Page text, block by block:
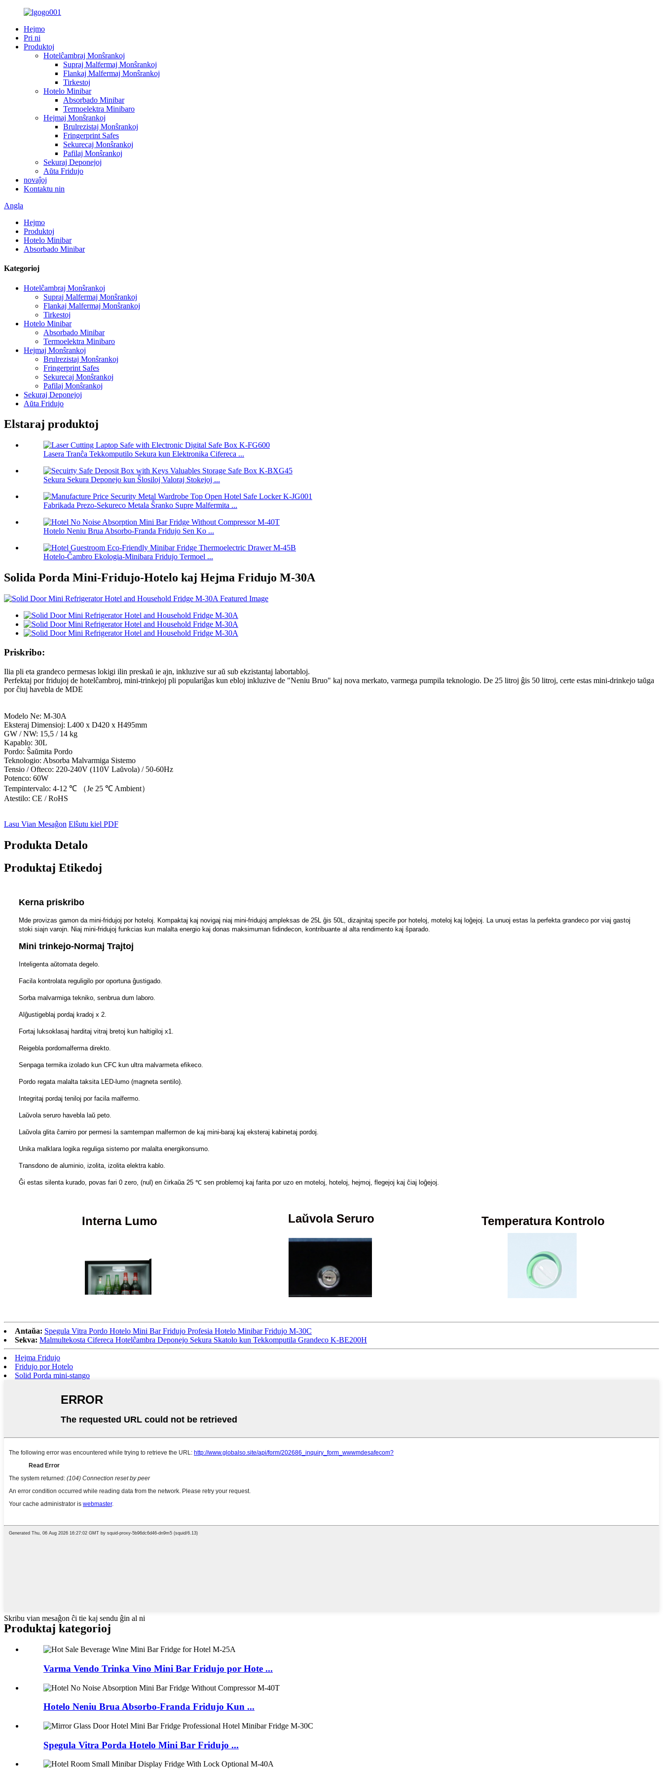
Hejmo
Pri ni
Produktoj
Hotelĉambraj Monŝrankoj
Supraj Malfermaj Monŝrankoj
Flankaj Malfermaj Monŝrankoj
Tirkestoj
Hotelo Minibar
Absorbado Minibar
Termoelektra Minibaro
Hejmaj Monŝrankoj
Brulrezistaj Monŝrankoj
Fringerprint Safes
Sekurecaj Monŝrankoj
Pafilaj Monŝrankoj
Sekuraj Deponejoj
Aŭta Fridujo
novaĵoj
Kontaktu nin
Angla
Hejmo
Produktoj
Hotelo Minibar
Absorbado Minibar
Kategorioj
Hotelĉambraj Monŝrankoj
Supraj Malfermaj Monŝrankoj
Flankaj Malfermaj Monŝrankoj
Tirkestoj
Hotelo Minibar
Absorbado Minibar
Termoelektra Minibaro
Hejmaj Monŝrankoj
Brulrezistaj Monŝrankoj
Fringerprint Safes
Sekurecaj Monŝrankoj
Pafilaj Monŝrankoj
Sekuraj Deponejoj
Aŭta Fridujo
Elstaraj produktoj
Lasera Tranĉa Tekkomputilo Sekura kun Elektronika Cifereca ...
Sekura Sekura Deponejo kun Ŝlosiloj Valoraj Stokejoj ...
Fabrikada Prezo-Sekureco Metala Ŝranko Supre Malfermita ...
Hotelo Neniu Brua Absorbo-Franda Fridujo Sen Ko ...
Hotelo-Ĉambro Ekologia-Minibara Fridujo Termoel ...
Solida Porda Mini-Fridujo-Hotelo kaj Hejma Fridujo M-30A
Priskribo:
Ilia pli eta grandeco permesas lokigi ilin preskaŭ ie ajn, inkluzive sur aŭ sub ekzistantaj labortabloj.
Perfektaj por fridujoj de hotelĉambroj, mini-trinkejoj pli populariĝas kun ebloj inkluzive de "Neniu Bruo" kaj nova merkato, varmega pumpila teknologio. De 25 litroj ĝis 50 litroj, certe estas mini-drinkejo taŭga
por ĉiuj havebla de MDE
Modelo Ne: M-30A
Eksteraj Dimensioj: L400 x D420 x H495mm
GW / NW: 15,5 / 14 kg
Kapablo: 30L
Pordo: Ŝaŭmita Pordo
Teknologio: Absorba Malvarmiga Sistemo
Tensio / Ofteco: 220-240V (110V Laŭvola) / 50-60Hz
Potenco: 60W
Tempintervalo: 4-12 ℃ （Je 25 ℃ Ambient）
Atestilo: CE / RoHS
Lasu Vian Mesaĝon Elŝutu kiel PDF
Produkta Detalo
Produktaj Etikedoj
Kerna priskribo
Mde provizas gamon da mini-fridujoj por hoteloj. Kompaktaj kaj novigaj niaj mini-fridujoj ampleksas de 25L ĝis 50L, dizajnitaj specife por hoteloj, moteloj kaj loĝejoj. La unuoj estas la perfekta grandeco por viaj gastoj
stoki siajn varojn. Niaj mini-fridujoj funkcias kun malalta energio kaj donas maksimuman fidindecon, kontribuante al alta rendimento kaj ŝparado.
Mini trinkejo-Normaj Trajtoj
Inteligenta aŭtomata degelo.
Facila kontrolata reguligilo por oportuna ĝustigado.
Sorba malvarmiga tekniko, senbrua dum laboro.
Alĝustigeblaj pordaj kradoj x 2.
Fortaj luksoklasaj harditaj vitraj bretoj kun haltigiloj x1.
Reigebla pordomalferma direkto.
Senpaga termika izolado kun CFC kun ultra malvarmeta efikeco.
Pordo regata malalta taksita LED-lumo (magneta sentilo).
Integritaj pordaj teniloj por facila malfermo.
Laŭvola seruro havebla laŭ peto.
Laŭvola glita ĉarniro por permesi la samtempan malfermon de kaj mini-baraj kaj eksteraj kabinetaj pordoj.
Unika malklara logika reguliga sistemo por malalta energikonsumo.
Transdono de aluminio, izolita, izolita elektra kablo.
Ĝi estas silenta kurado, povas fari 0 zero, (nul) en ĉirkaŭa 25 ℃ sen problemoj kaj farita por uzo en moteloj, hoteloj, hejmoj, flegejoj kaj ĉiaj loĝejoj.
Interna Lumo Laŭvola Seruro Temperatura Kontrolo
Antaŭa: Spegula Vitra Pordo Hotelo Mini Bar Fridujo Profesia Hotelo Minibar Fridujo M-30C
Sekva: Malmultekosta Cifereca Hotelĉambra Deponejo Sekura Skatolo kun Tekkomputila Grandeco K-BE200H
Hejma Fridujo
Fridujo por Hotelo
Solid Porda mini-stango
Skribu vian mesaĝon ĉi tie kaj sendu ĝin al ni
Produktaj kategorioj
Varma Vendo Trinka Vino Mini Bar Fridujo por Hote ...
Hotelo Neniu Brua Absorbo-Franda Fridujo Kun ...
Spegula Vitra Porda Hotelo Mini Bar Fridujo ...